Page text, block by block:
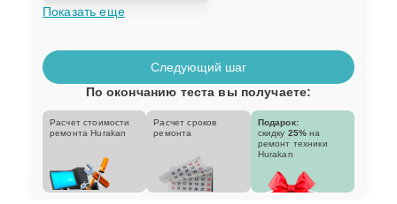
Показать еще
Следующий шаг
По окончанию теста вы получаете:
Расчет стоимости
ремонта Hurakan
Расчет сроков
ремонта
Подарок:
скидку 25% на
ремонт техники
Hurakan